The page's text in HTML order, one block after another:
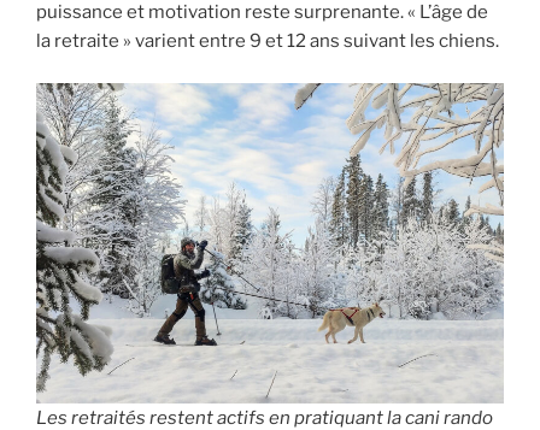
puissance et motivation reste surprenante. « L’âge de
la retraite » varient entre 9 et 12 ans suivant les chiens.
Les retraités restent actifs en pratiquant la cani rando